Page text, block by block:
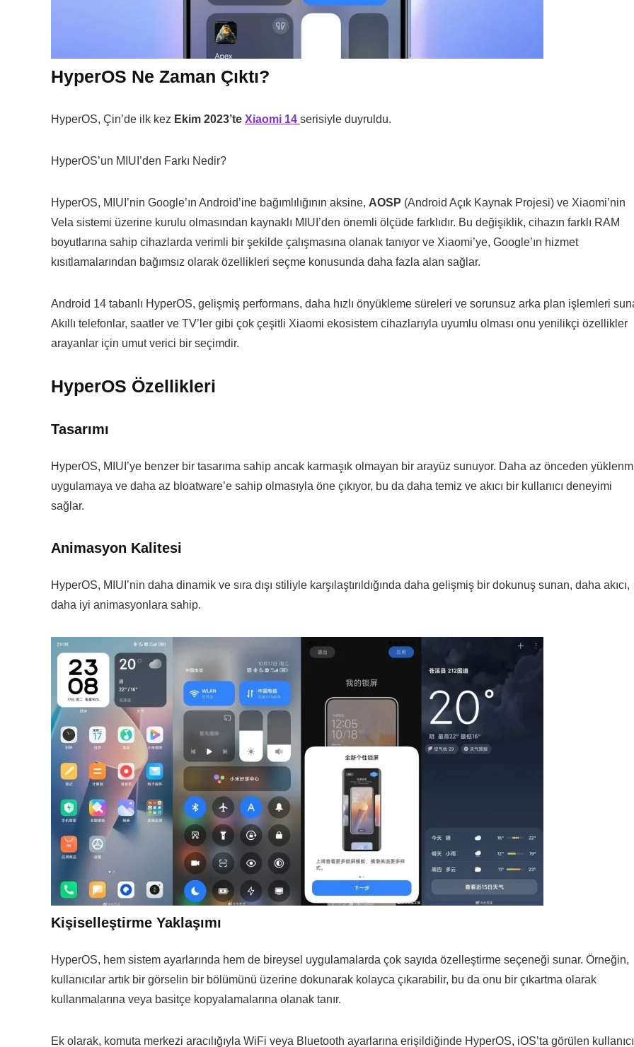
HyperOS Ne Zaman Çıktı?
HyperOS, Çin’de ilk kez Ekim 2023’te Xiaomi 14 serisiyle duyruldu.
HyperOS’un MIUI’den Farkı Nedir?
HyperOS, MIUI’nin Google’ın Android’ine bağımlılığının aksine, AOSP (Android Açık Kaynak Projesi) ve Xiaomi’nin
Vela sistemi üzerine kurulu olmasından kaynaklı MIUI’den önemli ölçüde farklıdır. Bu değişiklik, cihazın farklı RAM
boyutlarına sahip cihazlarda verimli bir şekilde çalışmasına olanak tanıyor ve Xiaomi’ye, Google’ın hizmet
kısıtlamalarından bağımsız olarak özellikleri seçme konusunda daha fazla alan sağlar.
Android 14 tabanlı HyperOS, gelişmiş performans, daha hızlı önyükleme süreleri ve sorunsuz arka plan işlemleri
Akıllı telefonlar, saatler ve TV’ler gibi çok çeşitli Xiaomi ekosistem cihazlarıyla uyumlu olması onu yenilikçi özellikler
arayanlar için umut verici bir seçimdir.
HyperOS Özellikleri
Tasarımı
HyperOS, MIUI’ye benzer bir tasarıma sahip ancak karmaşık olmayan bir arayüz sunuyor. Daha az önceden
uygulamaya ve daha az bloatware’e sahip olmasıyla öne çıkıyor, bu da daha temiz ve akıcı bir kullanıcı deneyimi
sağlar.
Animasyon Kalitesi
HyperOS, MIUI’nin daha dinamik ve sıra dışı stiliyle karşılaştırıldığında daha gelişmiş bir dokunuş sunan, daha akıcı,
daha iyi animasyonlara sahip.
Kişiselleştirme Yaklaşımı
HyperOS, hem sistem ayarlarında hem de bireysel uygulamalarda çok sayıda özelleştirme seçeneği sunar. Örneğin,
kullanıcılar artık bir görselin bir bölümünü üzerine dokunarak kolayca çıkarabilir, bu da onu bir çıkartma olarak
kullanmalarına veya basitçe kopyalamalarına olanak tanır.
Ek olarak, komuta merkezi aracılığıyla WiFi veya Bluetooth ayarlarına erişildiğinde HyperOS, iOS’ta görülen kullanıcı